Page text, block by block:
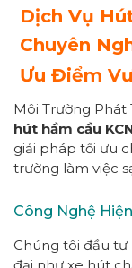
Dịch Vụ
Chuyên
Ưu Điểm
Môi Trường Phát
hút hầm cầu
giải pháp tối ưu
trường làm việc
Công Nghệ
Chúng tôi đầu